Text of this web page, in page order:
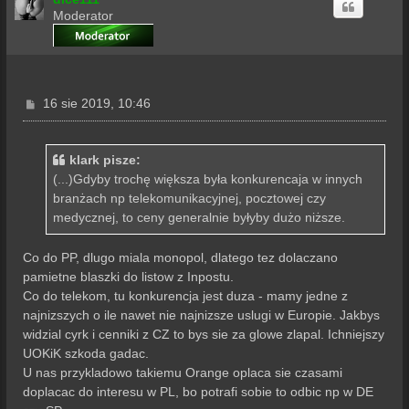
Moderator
P
o
16 sie 2019, 10:46
klark pisze:
(...)Gdyby trochę większa była konkurencaja w innych
branżach np telekomunikacyjnej, pocztowej czy
medycznej, to ceny generalnie byłyby dużo niższe.
Co do PP, dlugo miala monopol, dlatego tez dolaczano
pamietne blaszki do listow z Inpostu.
Co do telekom, tu konkurencja jest duza - mamy jedne z
najnizszych o ile nawet nie najnizsze uslugi w Europie. Jakbys
widzial cyrk i cenniki z CZ to bys sie za glowe zlapal. Ichniejszy
UOKiK szkoda gadac.
U nas przykladowo takiemu Orange oplaca sie czasami
doplacac do interesu w PL, bo potrafi sobie to odbic np w DE